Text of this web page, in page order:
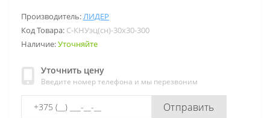
Производитель:ЛИДЕР
Код Товара: С-КНУэц(сн)-30х30-300
Наличие:Уточняйте
Уточнить цену
Введите номер телефона и мы перезвоним
Отправить